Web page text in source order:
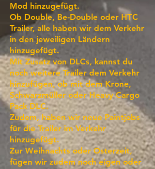
Mod hinzugefügt.
Ob Double, Be-Double oder HTC
Trailer, alle haben wir dem Verkehr
in den jeweiligen Ländern
hinzugefügt.
Mit Zusatz von DLCs, kannst du
noch weitere Trailer dem Verkehr
hinzufügen, ob mit dem Krone,
Schwarzmüller oder Heavy Cargo
Pack DLC.
Zudem, haben wir neue Paintjobs
für die Trailer im Verkehr
hinzugefügt.
Zur Weihnachts oder Osterzeit,
fügen wir zudem noch eigen oder